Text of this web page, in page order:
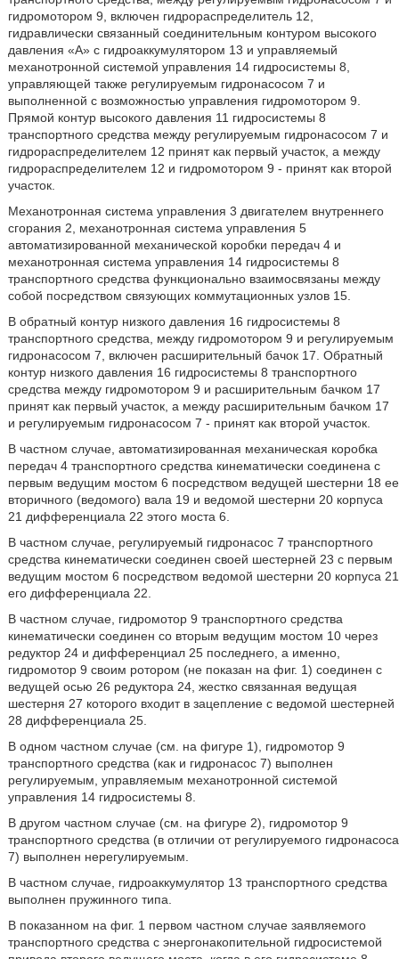
гидромотором 9, включен гидрораспределитель 12,
гидравлически связанный соединительным контуром высокого
давления «А» с гидроаккумулятором 13 и управляемый
механотронной системой управления 14 гидросистемы 8,
управляющей также регулируемым гидронасосом 7 и
выполненной с возможностью управления гидромотором 9.
Прямой контур высокого давления 11 гидросистемы 8
транспортного средства между регулируемым гидронасосом 7 и
гидрораспределителем 12 принят как первый участок, а между
гидрораспределителем 12 и гидромотором 9 - принят как второй
участок.
Механотронная система управления 3 двигателем внутреннего
сгорания 2, механотронная система управления 5
автоматизированной механической коробки передач 4 и
механотронная система управления 14 гидросистемы 8
транспортного средства функционально взаимосвязаны между
собой посредством связующих коммутационных узлов 15.
В обратный контур низкого давления 16 гидросистемы 8
транспортного средства, между гидромотором 9 и регулируемым
гидронасосом 7, включен расширительный бачок 17. Обратный
контур низкого давления 16 гидросистемы 8 транспортного
средства между гидромотором 9 и расширительным бачком 17
принят как первый участок, а между расширительным бачком 17
и регулируемым гидронасосом 7 - принят как второй участок.
В частном случае, автоматизированная механическая коробка
передач 4 транспортного средства кинематически соединена с
первым ведущим мостом 6 посредством ведущей шестерни 18 ее
вторичного (ведомого) вала 19 и ведомой шестерни 20 корпуса
21 дифференциала 22 этого моста 6.
В частном случае, регулируемый гидронасос 7 транспортного
средства кинематически соединен своей шестерней 23 с первым
ведущим мостом 6 посредством ведомой шестерни 20 корпуса 21
его дифференциала 22.
В частном случае, гидромотор 9 транспортного средства
кинематически соединен со вторым ведущим мостом 10 через
редуктор 24 и дифференциал 25 последнего, а именно,
гидромотор 9 своим ротором (не показан на фиг. 1) соединен с
ведущей осью 26 редуктора 24, жестко связанная ведущая
шестерня 27 которого входит в зацепление с ведомой шестерней
28 дифференциала 25.
В одном частном случае (см. на фигуре 1), гидромотор 9
транспортного средства (как и гидронасос 7) выполнен
регулируемым, управляемым механотронной системой
управления 14 гидросистемы 8.
В другом частном случае (см. на фигуре 2), гидромотор 9
транспортного средства (в отличии от регулируемого гидронасоса
7) выполнен нерегулируемым.
В частном случае, гидроаккумулятор 13 транспортного средства
выполнен пружинного типа.
В показанном на фиг. 1 первом частном случае заявляемого
транспортного средства с энергонакопительной гидросистемой